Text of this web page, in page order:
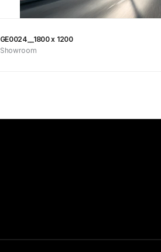
GE0024__1800 x 1200
Showroom